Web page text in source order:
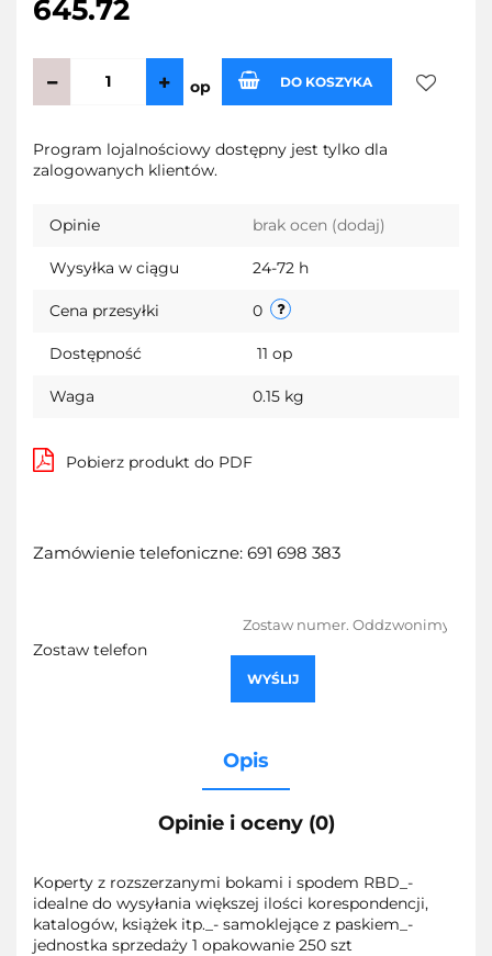
645.72
op DO KOSZYKA
Program lojalnościowy dostępny jest tylko dla
zalogowanych klientów.
Opinie brak ocen (dodaj)
Wysyłka w ciągu 24-72 h
Cena przesyłki 0
Dostępność 11 op
Waga 0.15 kg
Pobierz produkt do PDF
Zamówienie telefoniczne: 691 698 383
Zostaw telefon
WYŚLIJ
Opis
Opinie i oceny (0)
Koperty z rozszerzanymi bokami i spodem RBD_-
idealne do wysyłania większej ilości korespondencji,
katalogów, książek itp._- samoklejące z paskiem_-
jednostka sprzedaży 1 opakowanie 250 szt